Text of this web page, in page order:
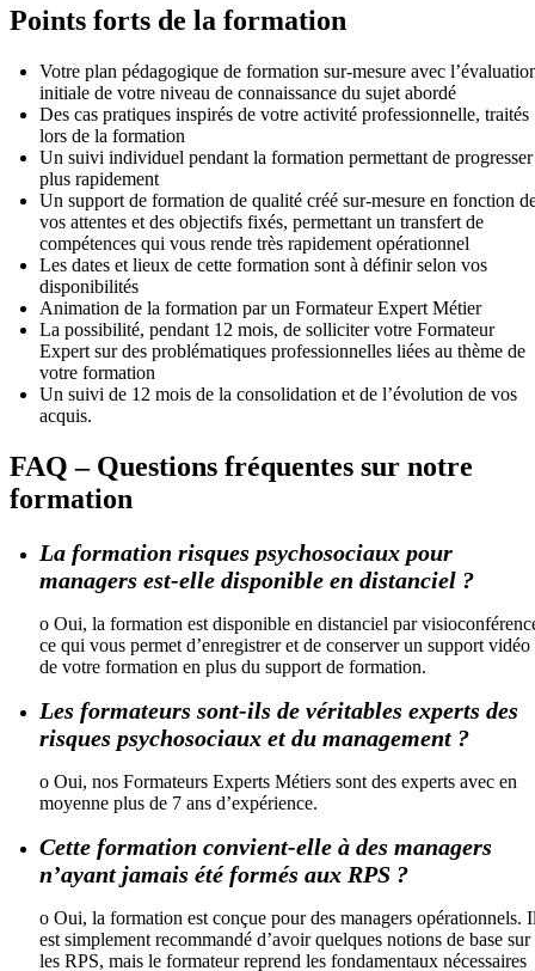
Points forts de la formation
Votre plan pédagogique de formation sur-mesure avec
initiale de votre niveau de connaissance du sujet abordé
Des cas pratiques inspirés de votre activité professionnelle, traités
lors de la formation
Un suivi individuel pendant la formation permettant de progresser
plus rapidement
Un support de formation de qualité créé sur-mesure en fonction
vos attentes et des objectifs fixés, permettant un transfert de
compétences qui vous rende très rapidement opérationnel
Les dates et lieux de cette formation sont à définir selon vos
disponibilités
Animation de la formation par un Formateur Expert Métier
La possibilité, pendant 12 mois, de solliciter votre Formateur
Expert sur des problématiques professionnelles liées au thème de
votre formation
Un suivi de 12 mois de la consolidation et de l’évolution de vos
acquis.
FAQ – Questions fréquentes sur notre
formation
La formation risques psychosociaux pour
managers est-elle disponible en distanciel ?
o Oui, la formation est disponible en distanciel par
ce qui vous permet d’enregistrer et de conserver un support vidéo
de votre formation en plus du support de formation.
Les formateurs sont-ils de véritables experts des
risques psychosociaux et du management ?
o Oui, nos Formateurs Experts Métiers sont des experts avec en
moyenne plus de 7 ans d’expérience.
Cette formation convient-elle à des managers
n’ayant jamais été formés aux RPS ?
o Oui, la formation est conçue pour des managers opérationnels.
est simplement recommandé d’avoir quelques notions de base sur
les RPS, mais le formateur reprend les fondamentaux nécessaires